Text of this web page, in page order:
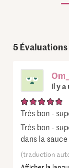
5Évaluations
il y a
Très bon -
Très bon -
dans la
(traduction